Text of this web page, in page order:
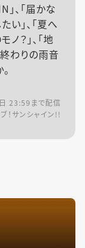
」、「届かな
い」、「夏へ
？」、「地
わりの雨音
23:59 まで配信
！サンシャイン!!